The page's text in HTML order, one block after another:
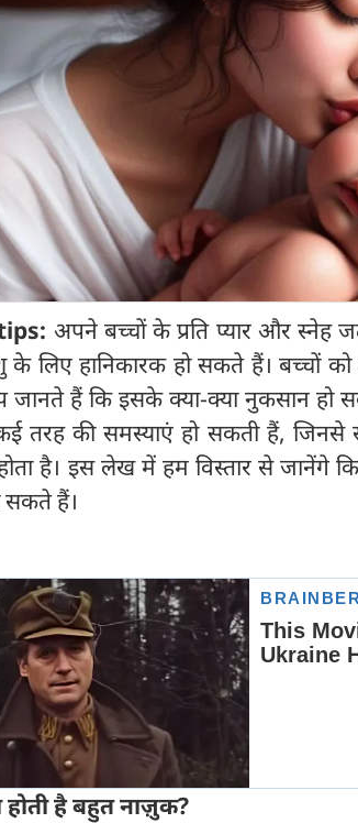
अपने बच्चों के प्रति प्यार और स्नेह
लिए हानिकारक हो सकते हैं। बच्चों
हैं कि इसके क्या-क्या नुकसान हो
तरह की समस्याएं हो सकती हैं, जिनसे
है। इस लेख में हम विस्तार से जानेंगे
सकते हैं।
होती है बहुत नाज़ुक?